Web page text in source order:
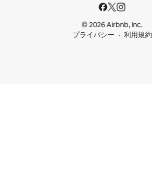
© 2026 Airbnb, Inc.
プライバシー
利用規約